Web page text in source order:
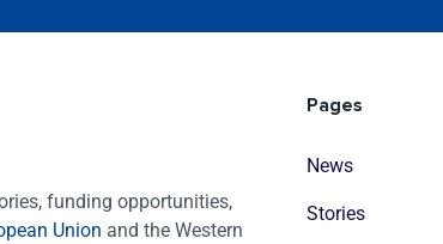
funding opportunities,
Union and the Western
Pages
News
Stories